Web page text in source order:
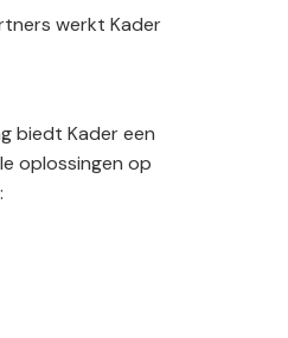
werkt Kader
biedt Kader een
oplossingen op